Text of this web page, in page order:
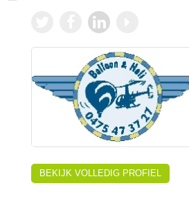
BEKIJK VOLLEDIG PROFIEL